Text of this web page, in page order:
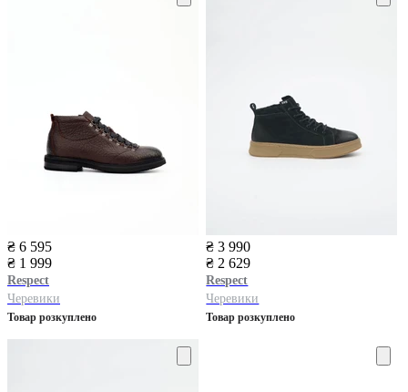
₴ 6 595
₴ 1 999
Respect
Черевики
Товар розкуплено
₴ 3 990
₴ 2 629
Respect
Черевики
Товар розкуплено